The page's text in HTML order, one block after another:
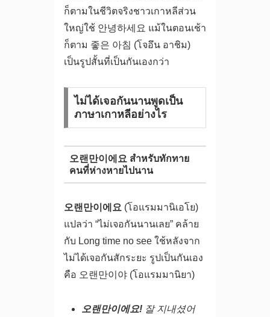
ก็ตามในชีวิตจริงชาวเกาหลีส่วน
ใหญ่ใช้ 안녕하세요 แม้ในตอนเช้า
ก็ตาม 좋은 아침 (โจอึน อาชิม)
เป็นรูปสั้นที่เป็นกันเองกว่า
ไม่ได้เจอกันนานพูดเป็น
ภาษาเกาหลีอย่างไร
오랜만이에요 สำหรับทักทาย
คนที่ห่างหายไปนาน
오랜만이에요 (โอแรมมานิเอโย)
แปลว่า “ไม่เจอกันนานเลย” คล้าย
กับ Long time no see ใช้หลังจาก
ไม่ได้เจอกันสักระยะ รูปเป็นกันเอง
คือ 오랜만이야 (โอแรมมานิยา)
오랜만이에요!잘 지내셨어